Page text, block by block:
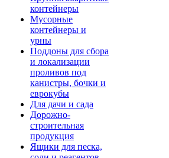
контейнеры
Мусорные
контейнеры и
урны
Поддоны для сбора
и локализации
проливов под
канистры, бочки и
еврокубы
Для дачи и сада
Дорожно-
строительная
продукция
Ящики для песка,